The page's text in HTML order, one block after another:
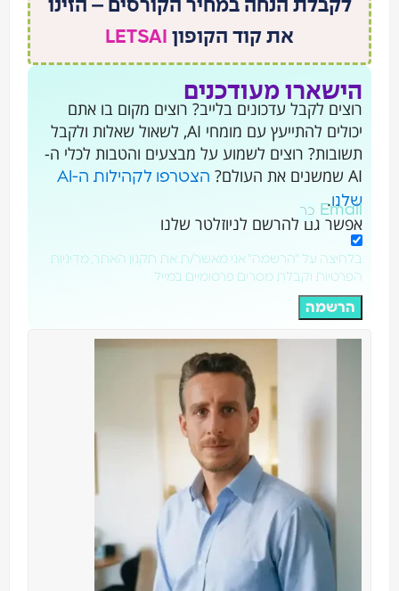
לקבלת הנחה במחיר הקורסים – הזינו
את קוד הקופון LETSAI
הישארו מעודכנים
רוצים לקבל עדכונים בלייב? רוצים מקום בו אתם
יכולים להתייעץ עם מומחי AI, לשאול שאלות ולקבל
תשובות? רוצים לשמוע על מבצעים והטבות לכלי ה-
AI שמשנים את העולם?
הצטרפו לקהילות ה-AI
שלנו.
אפשר גם להרשם לניוזלטר שלנו
Email
בלחיצה על "הרשמה" אני מאשר/ת את תקנון האתר, מדיניות
הפרטיות וקבלת מסרים פרסומיים במייל
הרשמה